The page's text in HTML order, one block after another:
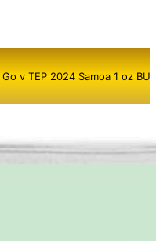
v TEP 2024 Samoa 1 oz BU